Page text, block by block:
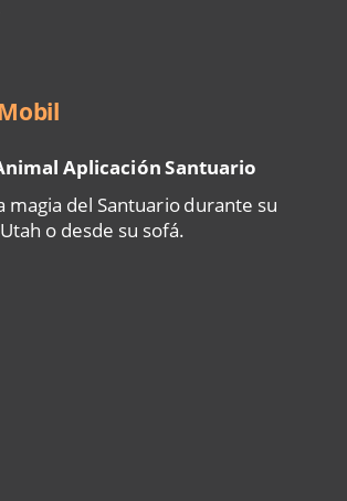
Aplicación Santuario
magia del Santuario durante su
o desde su sofá.